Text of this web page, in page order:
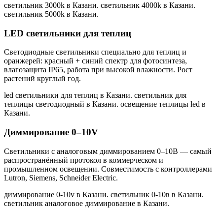
светильник 3000k в Казани. светильник 4000k в Казани.
светильник 5000k в Казани.
LED светильники для теплиц
Светодиодные светильники специально для теплиц и
оранжерей: красный + синий спектр для фотосинтеза,
влагозащита IP65, работа при высокой влажности. Рост
растений круглый год.
led светильники для теплиц в Казани. светильник для
теплицы светодиодный в Казани. освещение теплицы led в
Казани.
Диммирование 0–10V
Светильники с аналоговым диммированием 0–10В — самый
распространённый протокол в коммерческом и
промышленном освещении. Совместимость с контроллерами
Lutron, Siemens, Schneider Electric.
диммирование 0-10v в Казани. светильник 0-10в в Казани.
светильник аналоговое диммирование в Казани.